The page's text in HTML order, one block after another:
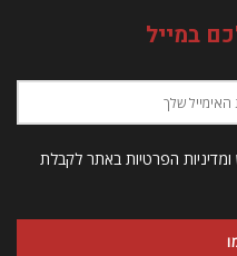
במייל
הפרטיות באתר לקבלת